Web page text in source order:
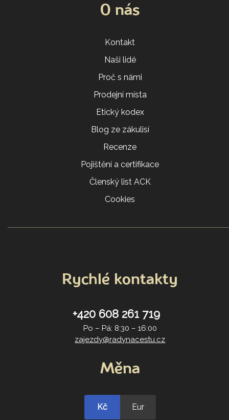
O nás
Kontakt
Naši lidé
Proč s námi
Prodejní místa
Etický kodex
Blog ze zákulisí
Recenze
Pojištění a certifikace
Členský list ACK
Cookies
Rychlé kontakty
+420 608 261 719
Po – Pá: 8:30 – 16:00
zajezdy@radynacestu.cz
Měna
Kč Eur